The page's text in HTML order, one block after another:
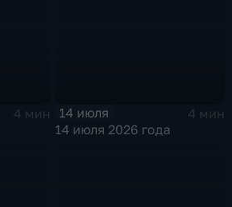
4 мин
14 июля
4 мин
14 июля 2026 года